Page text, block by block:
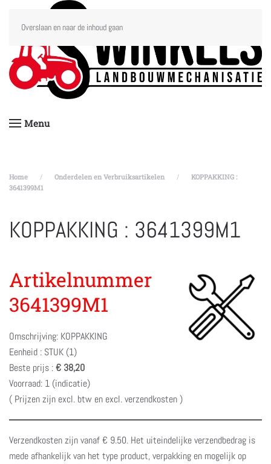
Overslaan en naar de inhoud gaan
Menu
Home Onderdelen en Verbruiksartikelen
KOPPAKKING :
3641399M1
KOPPAKKING : 3641399M1
Artikelnummer
3641399M1
Omschrijving: KOPPAKKING
Eenheid : STUK (1)
Beste prijs :€ 38,20
Voorraad: 1 (indicatie)
( Prijzen zijn excl. btw en excl. verzendkosten )
Verzendkosten zijn vanaf € 9.50. Het uiteindelijke verzendbedrag is
mede afhankelijk van het type product, verpakking en mogelijk op